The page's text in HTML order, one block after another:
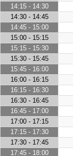
14:15 - 14:30
14:30 - 14:45
14:45 - 15:00
15:00 - 15:15
15:15 - 15:30
15:30 - 15:45
15:45 - 16:00
16:00 - 16:15
16:15 - 16:30
16:30 - 16:45
16:45 - 17:00
17:00 - 17:15
17:15 - 17:30
17:30 - 17:45
17:45 - 18:00